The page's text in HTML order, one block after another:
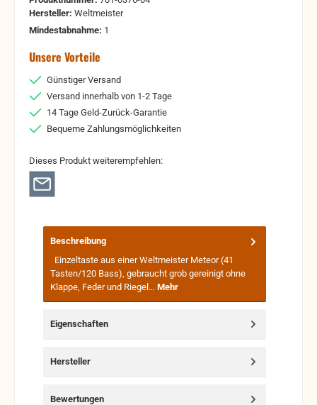
Hersteller: Weltmeister
Mindestabnahme: 1
Unsere Vorteile
Günstiger Versand
Versand innerhalb von 1-2 Tage
14 Tage Geld-Zurück-Garantie
Bequeme Zahlungsmöglichkeiten
Dieses Produkt weiterempfehlen:
Beschreibung
Einzeltaste aus einer Weltmeister Meteor (41
Tasten/120 Bass), gebraucht grob gereinigt ohne
Klappe, Feder und Riegel… Mehr
Eigenschaften
Hersteller
Bewertungen